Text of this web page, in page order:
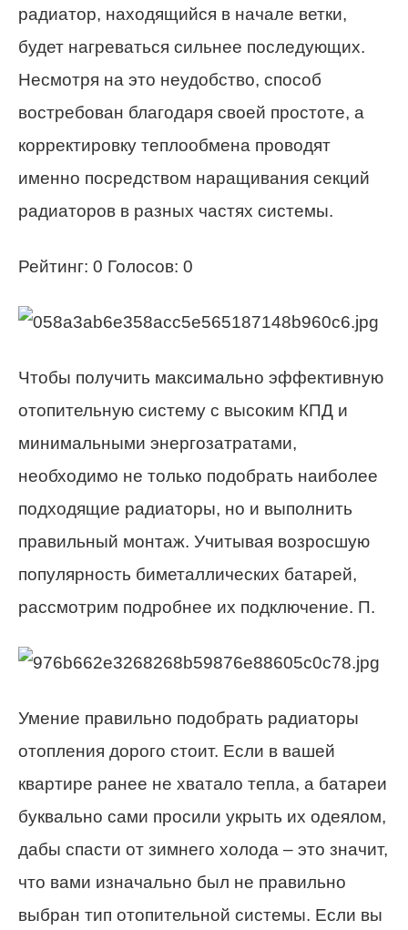
радиатор, находящийся в начале ветки,
будет нагреваться сильнее последующих.
Несмотря на это неудобство, способ
востребован благодаря своей простоте, а
корректировку теплообмена проводят
именно посредством наращивания секций
радиаторов в разных частях системы.
Рейтинг: 0 Голосов: 0
Чтобы получить максимально эффективную
отопительную систему с высоким КПД и
минимальными энергозатратами,
необходимо не только подобрать наиболее
подходящие радиаторы, но и выполнить
правильный монтаж. Учитывая возросшую
популярность биметаллических батарей,
рассмотрим подробнее их подключение. П.
Умение правильно подобрать радиаторы
отопления дорого стоит. Если в вашей
квартире ранее не хватало тепла, а батареи
буквально сами просили укрыть их одеялом,
дабы спасти от зимнего холода – это значит,
что вами изначально был не правильно
выбран тип отопительной системы. Если вы